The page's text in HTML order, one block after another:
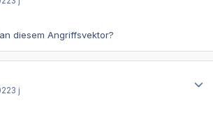
diesem Angriffsvektor?
3 j